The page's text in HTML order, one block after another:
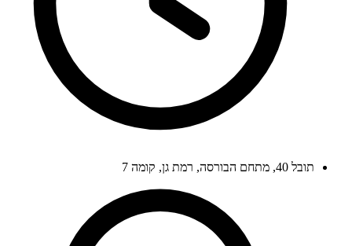
תובל 40, מתחם הבורסה, רמת גן, קומה 7